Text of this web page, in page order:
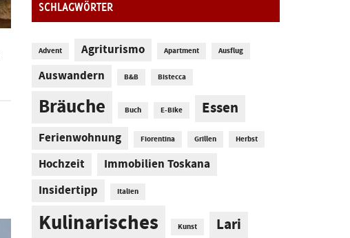
SCHLAGWÖRTER
Advent Agriturismo Apartment Ausflug
Auswandern B&B Bistecca
Bräuche Buch E-Bike Essen
Ferienwohnung Fiorentina Grillen Herbst
Hochzeit
Immobilien Toskana
Insidertipp
Italien
Kulinarisches Kunst
Lari